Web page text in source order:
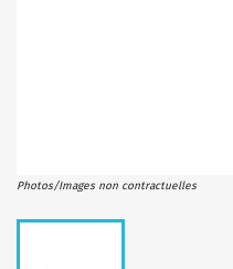
Photos/Images non contractuelles